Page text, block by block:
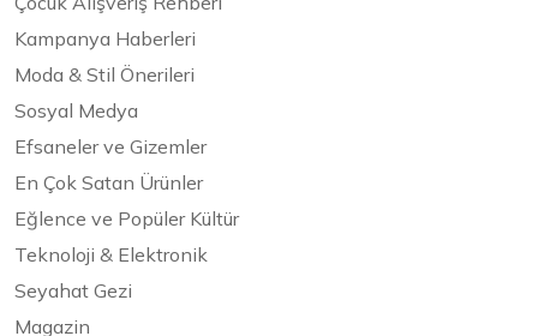
Kampanya Haberleri
Moda & Stil Önerileri
Sosyal Medya
Efsaneler ve Gizemler
En Çok Satan Ürünler
Eğlence ve Popüler Kültür
Teknoloji & Elektronik
Seyahat Gezi
Magazin